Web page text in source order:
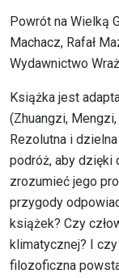
Powrót na Wielką
Machacz, Rafał
Wydawnictwo
Książka jest
(Zhuangzi,
Rezolutna i
podróż, aby dzięki
zrozumieć jego
przygody
książek? Czy
klimatycznej? I
filozoficzna